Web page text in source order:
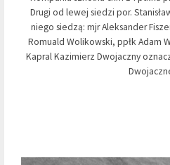
Drugi od lewej siedzi por.
niego siedzą: mjr Aleksander
Romuald Wolikowski, ppłk Adam
Kapral Kazimierz Dwojaczny